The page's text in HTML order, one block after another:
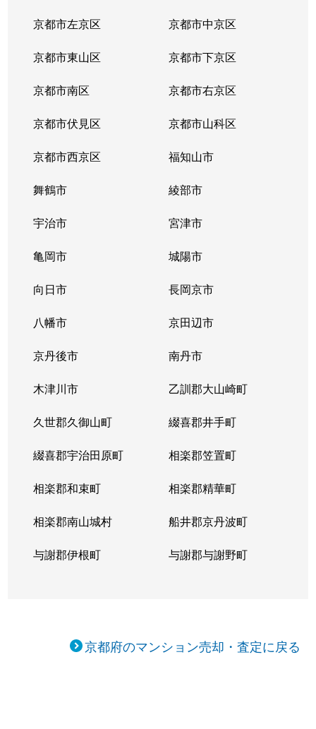
東野門口町
1,300万円 東野(京都)
東野門口町
450万円 東野(京都)
東野門口町
1,500万円 東野(京都)
日ノ岡鴨土町
4,400万円 御陵
日ノ岡鴨土町
4,300万円 御陵
日ノ岡鴨土町
4,500万円
御陵大津畑町
280万円
御陵大津畑町
850万円
御陵大津畑町
4,400万円 山科
御陵大津畑町
3,700万円 山科
御陵上御廟野町
1,600万円
京都市左京区 京都市中京区
京都市東山区 京都市下京区
京都市南区 京都市右京区
京都市伏見区 京都市山科区
京都市西京区 福知山市
舞鶴市 綾部市
宇治市 宮津市
亀岡市 城陽市
向日市 長岡京市
八幡市 京田辺市
京丹後市 南丹市
木津川市 乙訓郡大山崎町
久世郡久御山町 綴喜郡井手町
綴喜郡宇治田原町 相楽郡笠置町
相楽郡和束町 相楽郡精華町
相楽郡南山城村 船井郡京丹波町
与謝郡伊根町 与謝郡与謝野町
京都府のマンション売却・査定に戻る